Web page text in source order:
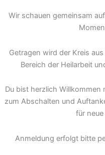
Wir schauen gemeinsam
Getragen wird der Kreis
Bereich der Heilarbeit
Du bist herzlich
zum Abschalten und
für
Anmeldung erfolgt bitte